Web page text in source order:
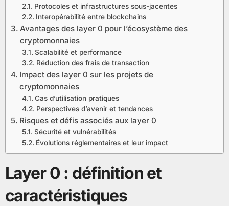
Protocoles et infrastructures sous-jacentes
Interopérabilité entre blockchains
Avantages des layer 0 pour l’écosystème des
cryptomonnaies
Scalabilité et performance
Réduction des frais de transaction
Impact des layer 0 sur les projets de
cryptomonnaies
Cas d’utilisation pratiques
Perspectives d’avenir et tendances
Risques et défis associés aux layer 0
Sécurité et vulnérabilités
Évolutions réglementaires et leur impact
Layer 0 : définition et
caractéristiques